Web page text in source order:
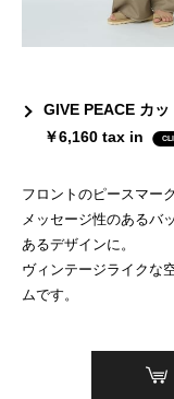
GIVE PEACE カ
￥6,160 tax in
フロントのピースマー
メッセージ性のあるバ
あるデザインに。
ヴィンテージライクな
ムです。